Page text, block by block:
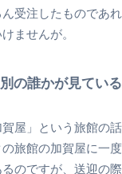
受注したものであ
ませんが。
の誰かが見ている
屋」という旅館の
旅館の加賀屋に一
のですが、送迎の